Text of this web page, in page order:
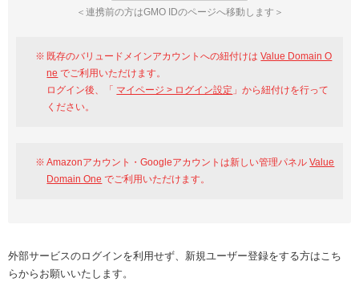
＜連携前の方はGMO IDのページへ移動します＞
既存のバリュードメインアカウントへの紐付けはValue Domain O
ne でご利用いただけます。
ログイン後、「 マイページ > ログイン設定 」から紐付けを行って
ください。
Amazonアカウント・Googleアカウントは新しい管理パネルValue
Domain One でご利用いただけます。
外部サービスのログインを利用せず、新規ユーザー登録をする方はこち
らからお願いいたします。